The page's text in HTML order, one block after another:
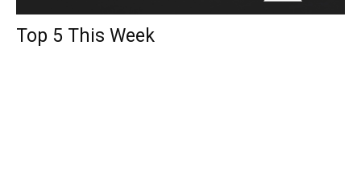
Top 5 This Week